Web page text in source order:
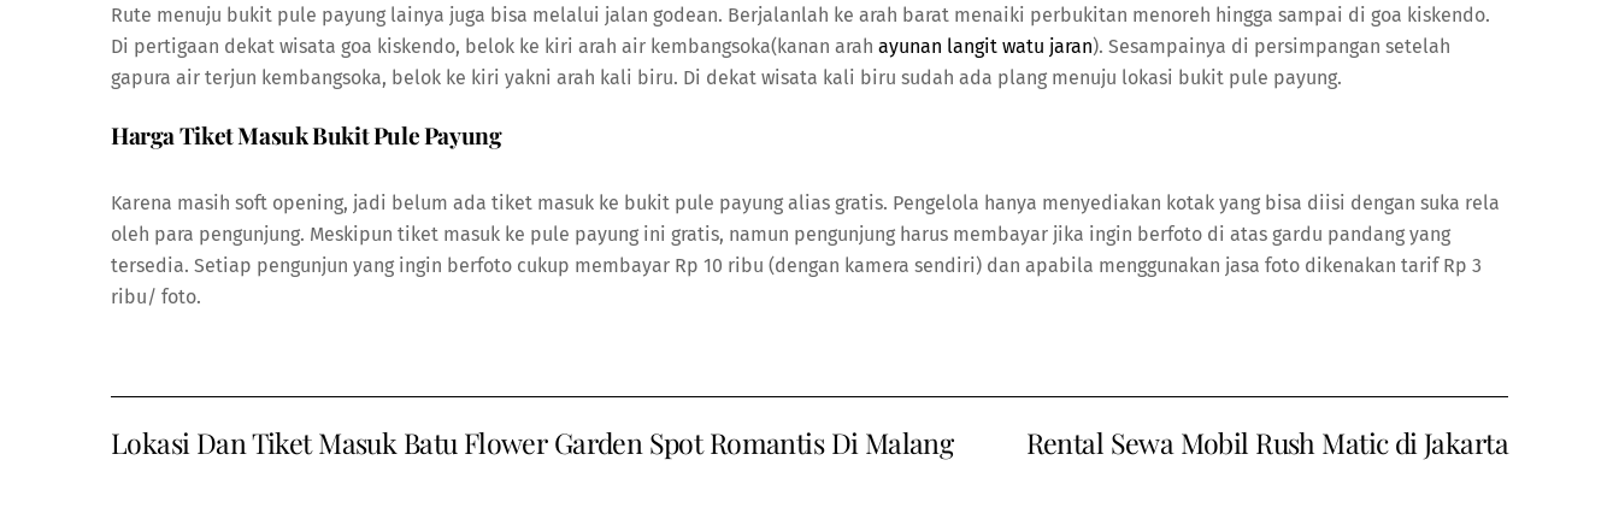
Rute menuju bukit pule payung lainya juga bisa melalui jalan godean. Berjalanlah ke arah barat menaiki perbukitan menoreh hingga sampai di goa kiskendo.
Di pertigaan dekat wisata goa kiskendo, belok ke kiri arah air kembangsoka(kanan arah ayunan langit watu jaran). Sesampainya di persimpangan setelah
gapura air terjun kembangsoka, belok ke kiri yakni arah kali biru. Di dekat wisata kali biru sudah ada plang menuju lokasi bukit pule payung.
Harga Tiket Masuk Bukit Pule Payung
Karena masih soft opening, jadi belum ada tiket masuk ke bukit pule payung alias gratis. Pengelola hanya menyediakan kotak yang bisa diisi dengan suka rela
oleh para pengunjung. Meskipun tiket masuk ke pule payung ini gratis, namun pengunjung harus membayar jika ingin berfoto di atas gardu pandang yang
tersedia. Setiap pengunjun yang ingin berfoto cukup membayar Rp 10 ribu (dengan kamera sendiri) dan apabila menggunakan jasa foto dikenakan tarif Rp 3
ribu/ foto.
Lokasi Dan Tiket Masuk Batu Flower Garden Spot Romantis Di Malang Rental Sewa Mobil Rush Matic di Jakarta